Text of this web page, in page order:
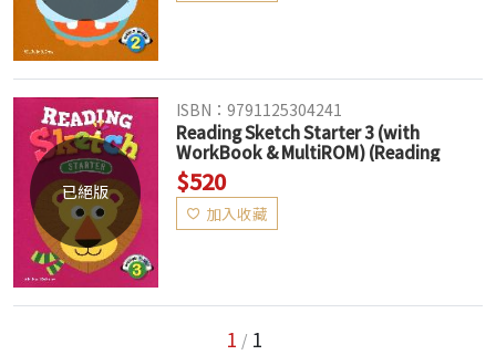
已絕版
ISBN：9791125304241
Reading Sketch Starter 3 (with
WorkBook & MultiROM) (Reading
Comprehension) (絕版售完為止)
$520
加入收藏
1 / 1